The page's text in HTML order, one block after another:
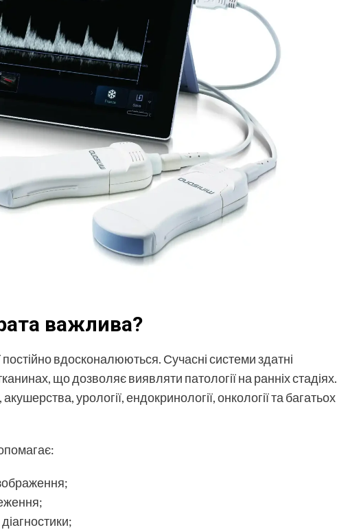
важлива?
постійно вдосконалюються. Сучасні системи здатні
що дозволяє виявляти патології на ранніх стадіях.
урології, ендокринології, онкології та багатьох